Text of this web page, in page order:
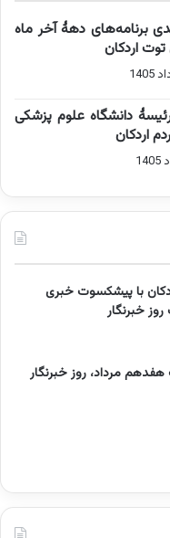
برنامه‌های دهۀ آخر ماه
اردکان
دانشگاه علوم پزشکی
اردکان
با پیشکسوت خبری
خبرنگار
مرداد، روز خبرنگار